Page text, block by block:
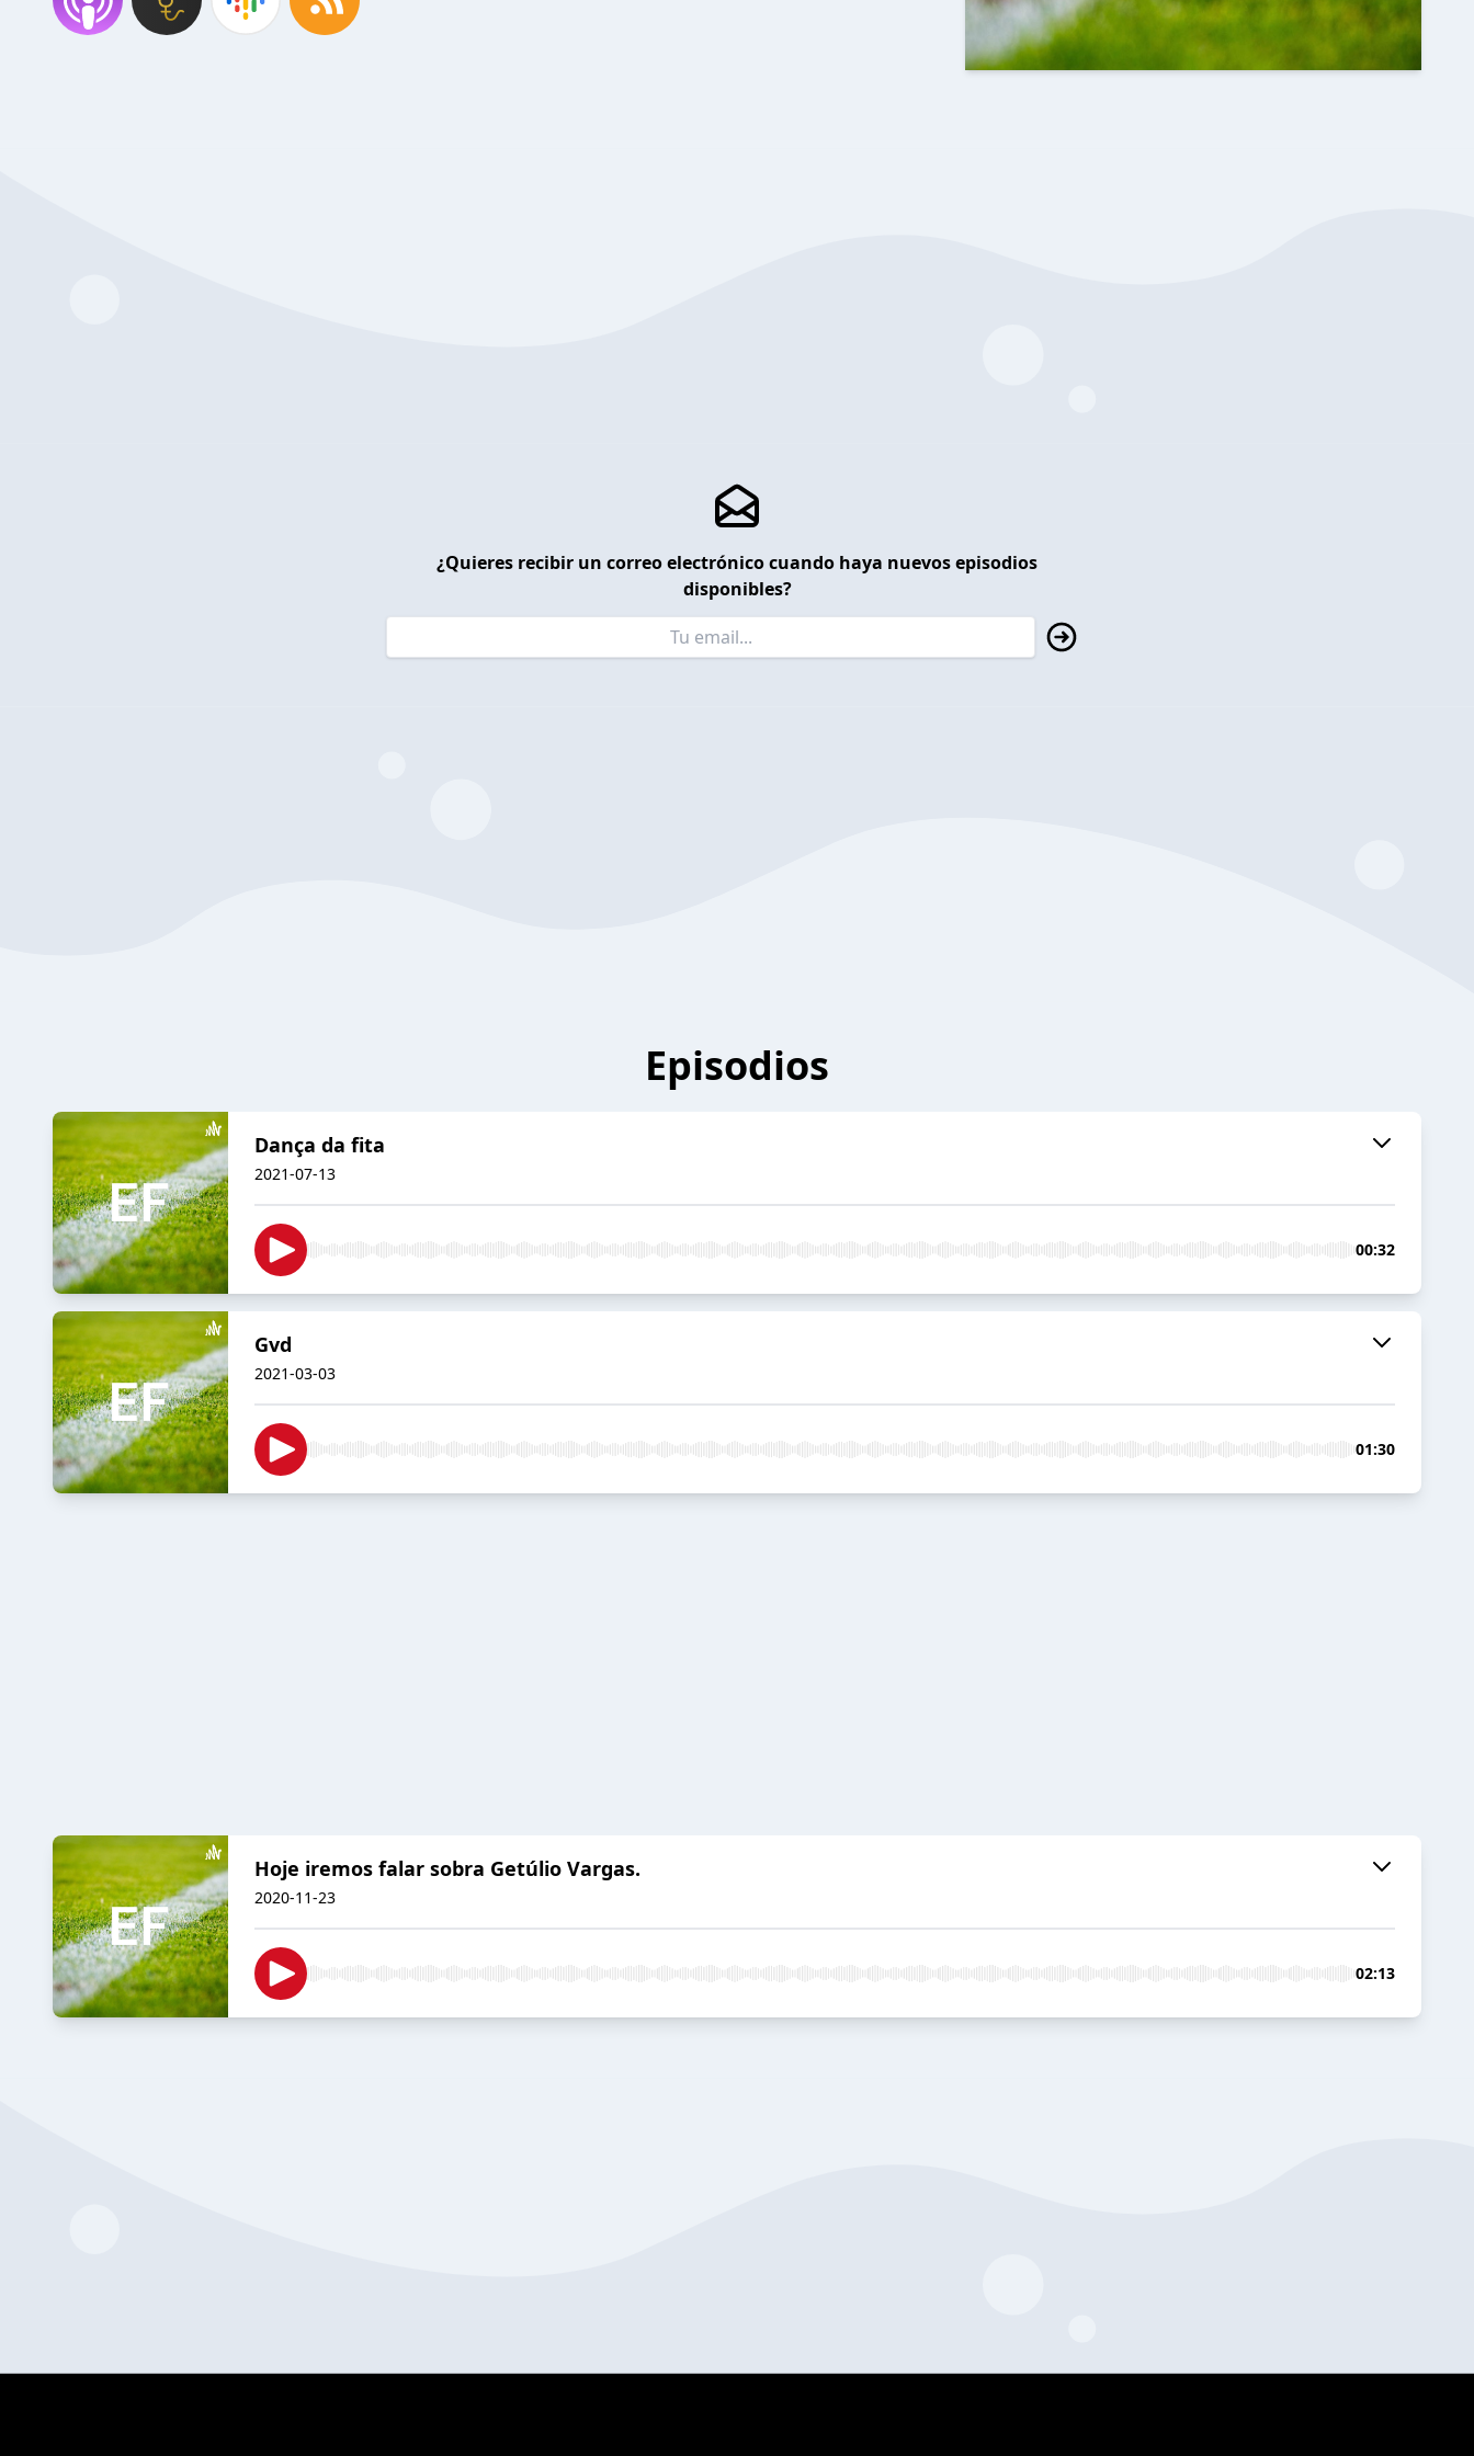
¿Quieres recibir un correo electrónico cuando haya nuevos episodios
disponibles?
Episodios
Dança da fita
2021-07-13
00:32
Gvd
2021-03-03
01:30
Hoje iremos falar sobra Getúlio Vargas.
2020-11-23
02:13